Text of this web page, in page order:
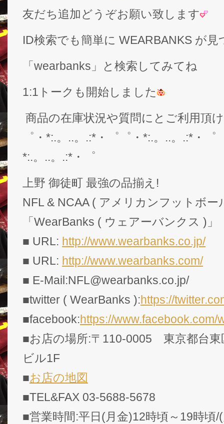
友だち追加どうぞお願い致します
ID検索でも簡単に WEARBANKS が
「wearbanks」と検索してみてね
1:1トークも開始しました
商品の在庫状況や質問にとご利用頂
゜・*:.。..。.:*・゜゜・*:.。..。.:*・
*:.。..。.:*・゜
上野 御徒町 最強の品揃え!
NFL & NCAA ( アメリカンフットボー
「WearBanks ( ウェアーバンクス )」
■ URL: http://www.wearbanks.co.jp/
■ URL: http://www.wearbanks.com/
■ E-Mail:NFL@wearbanks.co.jp/
■twitter ( WearBanks ):https://
■facebook:https://www.facebook.com/
■お店の場所:〒110-0005 東京都台
ビル1F
■お店の地図
■TEL&FAX 03-5688-5678
■営業時間:平日(月金)12時頃～19時頃